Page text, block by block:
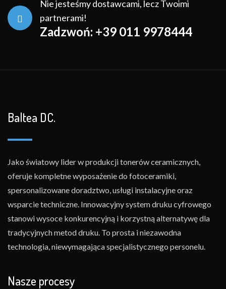
Nie jesteśmy dostawcami, lecz Twoimi
partnerami!
Zadzwoń: +39 011 9978444
Baltea DC.
Jako światowy lider w produkcji tonerów ceramicznych,
oferuje kompletne wyposażenie do fotoceramiki,
spersonalizowane doradztwo, usługi instalacyjne oraz
wsparcie techniczne. Innowacyjny system druku cyfrowego
stanowi wysoce konkurencyjną i korzystną alternatywę dla
tradycyjnych metod druku. To prosta i niezawodna
technologia, niewymagająca specjalistycznego personelu.
Nasze procesy